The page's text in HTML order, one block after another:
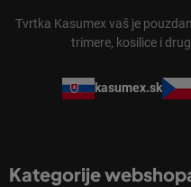
Tvrtka Kasumex vaš je
trimere, kosilice i
kasumex.sk
Kategorije